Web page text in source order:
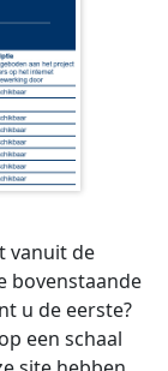
vanuit de
bovenstaande
u de eerste?
een schaal